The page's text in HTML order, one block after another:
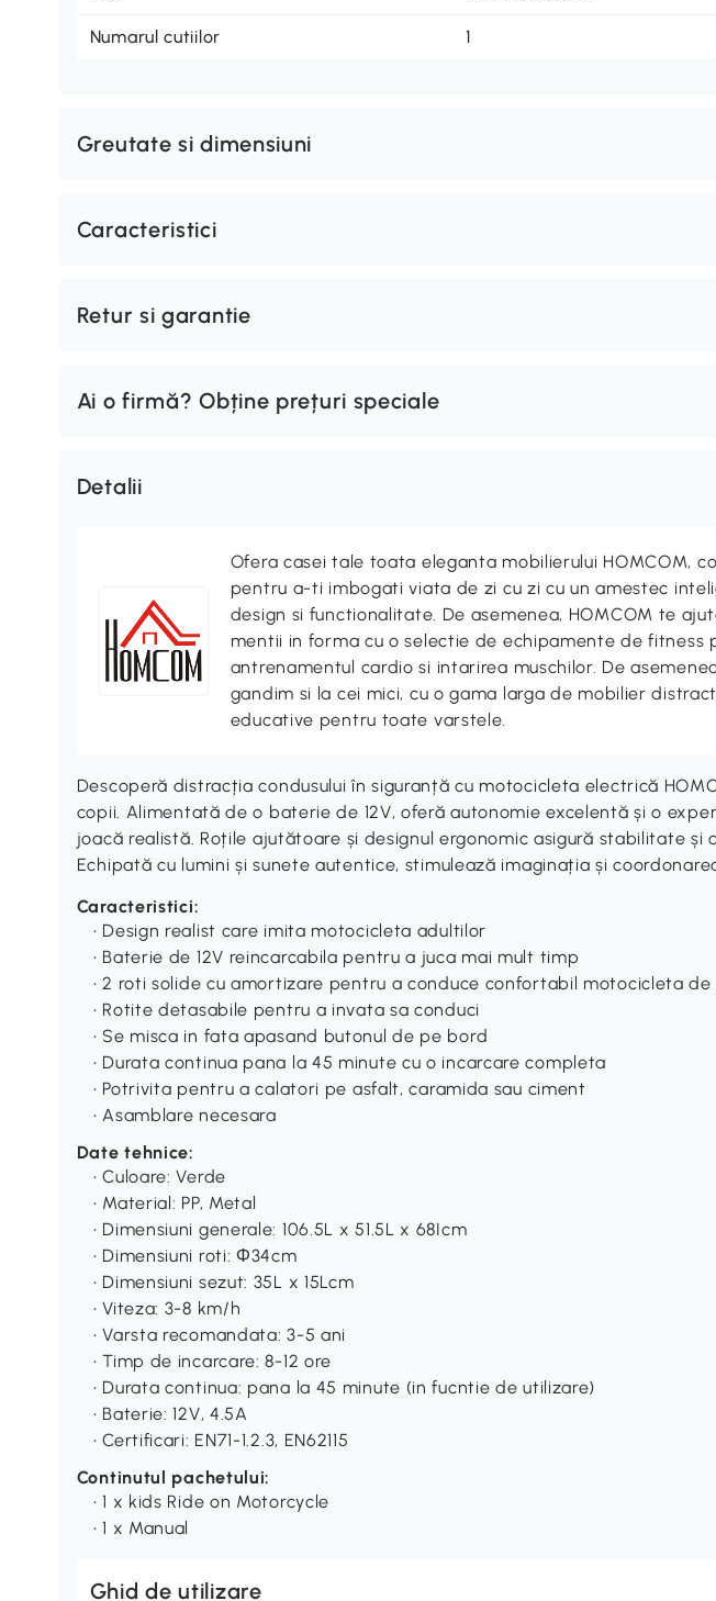
Numarul cutiilor 1
Greutate si dimensiuni
Caracteristici
Retur si garantie
Ai o firmă? Obține prețuri speciale
Detalii
Ofera casei tale toata eleganta mobilierului HOMCOM,
pentru a-ti imbogati viata de zi cu zi cu un amestec
design si functionalitate. De asemenea, HOMCOM te
mentii in forma cu o selectie de echipamente de fitness
antrenamentul cardio si intarirea muschilor. De
gandim si la cei mici, cu o gama larga de mobilier
educative pentru toate varstele.
Descoperă distracția condusului în siguranță cu motocicleta electrică
copii. Alimentată de o baterie de 12V, oferă autonomie excelentă și o
joacă realistă. Roțile ajutătoare și designul ergonomic asigură stabilitate și
Echipată cu lumini și sunete autentice, stimulează imaginația și
Caracteristici:
• Design realist care imita motocicleta adultilor
• Baterie de 12V reincarcabila pentru a juca mai mult timp
• 2 roti solide cu amortizare pentru a conduce confortabil motocicleta de
• Rotite detasabile pentru a invata sa conduci
• Se misca in fata apasand butonul de pe bord
• Durata continua pana la 45 minute cu o incarcare completa
• Potrivita pentru a calatori pe asfalt, caramida sau ciment
• Asamblare necesara
Date tehnice:
• Culoare: Verde
• Material: PP, Metal
• Dimensiuni generale: 106.5L x 51.5L x 68Icm
• Dimensiuni roti: Φ34cm
• Dimensiuni sezut: 35L x 15Lcm
• Viteza: 3-8 km/h
• Varsta recomandata: 3-5 ani
• Timp de incarcare: 8-12 ore
• Durata continua: pana la 45 minute (in fucntie de utilizare)
• Baterie: 12V, 4.5A
• Certificari: EN71-1.2.3, EN62115
Continutul pachetului:
• 1 x kids Ride on Motorcycle
• 1 x Manual
Ghid de utilizare